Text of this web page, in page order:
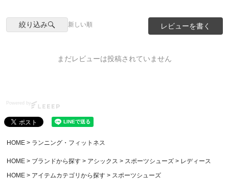
絞り込み 新しい順 レビューを書く
まだレビューは投稿されていません
Powered by
HOME ランニング・フィットネス
HOME ブランドから探す アシックス スポーツシューズ
レディース
HOME
アイテムカテゴリから探す
スポーツシューズ